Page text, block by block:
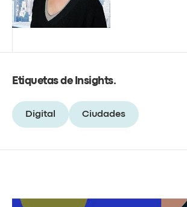
Etiquetas de Insights.
Digital Ciudades